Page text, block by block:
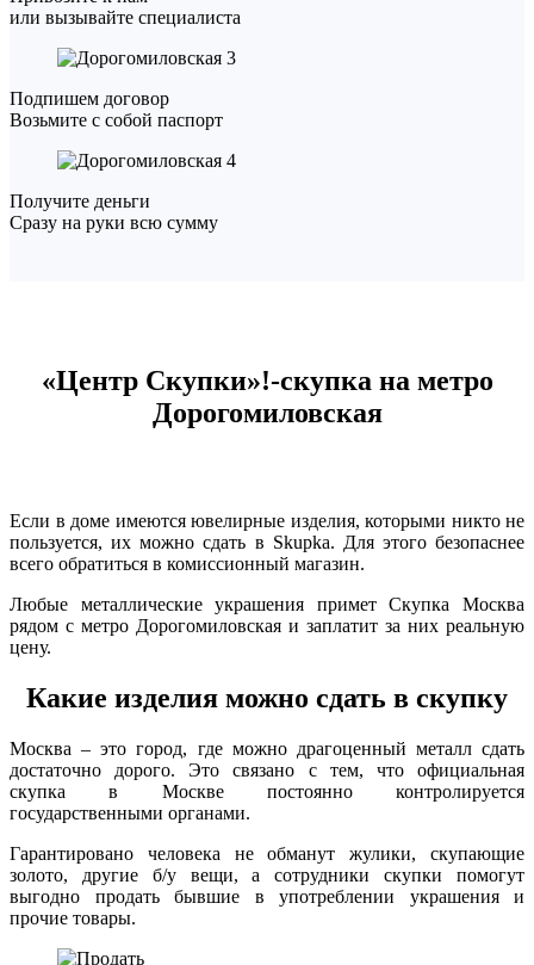
или вызывайте специалиста
3
Подпишем договор
Возьмите с собой паспорт
4
Получите деньги
Сразу на руки всю сумму
«Центр Скупки»!-скупка на метро
Дорогомиловская
Если в доме имеются ювелирные изделия, которыми никто не
пользуется, их можно сдать в Skupka. Для этого безопаснее
всего обратиться в комиссионный магазин.
Любые металлические украшения примет Скупка Москва
рядом с метро Дорогомиловская и заплатит за них реальную
цену.
Какие изделия можно сдать в скупку
Москва – это город, где можно драгоценный металл сдать
достаточно дорого. Это связано с тем, что официальная
скупка в Москве постоянно контролируется
государственными органами.
Гарантировано человека не обманут жулики, скупающие
золото, другие б/у вещи, а сотрудники скупки помогут
выгодно продать бывшие в употреблении украшения и
прочие товары.